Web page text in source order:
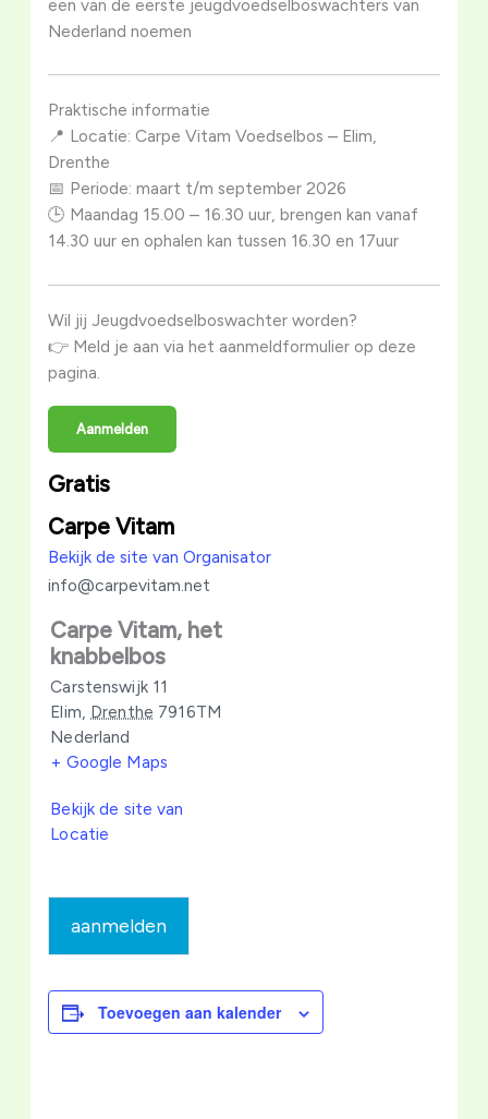
een van de eerste jeugdvoedselboswachters van
Nederland noemen
Praktische informatie
📍 Locatie: Carpe Vitam Voedselbos – Elim,
Drenthe
📅 Periode: maart t/m september 2026
🕒 Maandag 15.00 – 16.30 uur, brengen kan vanaf
14.30 uur en ophalen kan tussen 16.30 en 17uur
Wil jij Jeugdvoedselboswachter worden?
👉 Meld je aan via het aanmeldformulier op deze
pagina.
Aanmelden
Gratis
Carpe Vitam
Bekijk de site van Organisator
info@carpevitam.net
Carpe Vitam, het
knabbelbos
Carstenswijk 11
Elim Drenthe 7916TM
Nederland
+ Google Maps
Bekijk de site van
Locatie
aanmelden
Toevoegen aan kalender